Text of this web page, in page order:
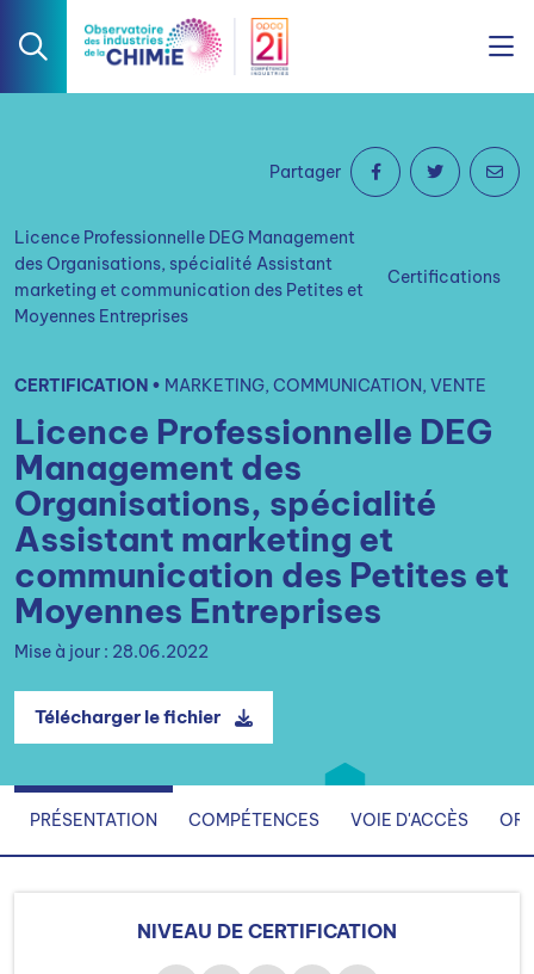
Licence Professionnelle DEG Management
des Organisations, spécialité Assistant
marketing et communication des Petites et
Moyennes Entreprises
Certifications
CERTIFICATION • MARKETING, COMMUNICATION, VENTE
Licence Professionnelle DEG
Management des
Organisations, spécialité
Assistant marketing et
communication des Petites et
Moyennes Entreprises
Mise à jour : 28.06.2022
Télécharger le fichier
Partager
PRÉSENTATION COMPÉTENCES VOIE D'ACCÈS
NIVEAU DE CERTIFICATION